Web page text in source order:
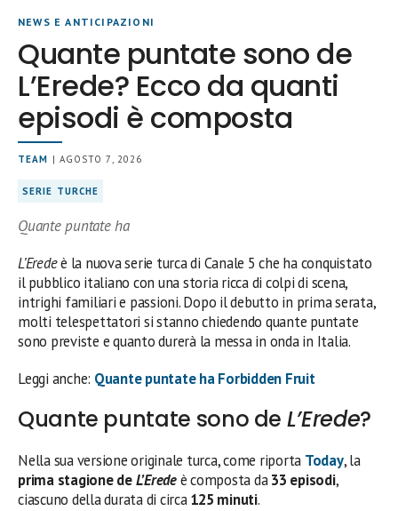
NEWS E ANTICIPAZIONI
Quante puntate sono de
L’Erede? Ecco da quanti
episodi è composta
TEAM | AGOSTO 7, 2026
SERIE TURCHE
Quante puntate ha
L’Eredeè la nuova serie turca di Canale 5 che ha conquistato
il pubblico italiano con una storia ricca di colpi di scena,
intrighi familiari e passioni. Dopo il debutto in prima serata,
molti telespettatori si stanno chiedendo quante puntate
sono previste e quanto durerà la messa in onda in Italia.
Leggi anche: Quante puntate ha Forbidden Fruit
Quante puntate sono de L’Erede?
Nella sua versione originale turca, come riporta Today, la
prima stagione deL’Eredeè composta da33 episodi,
ciascuno della durata di circa125 minuti.